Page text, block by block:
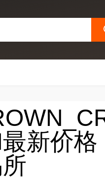
新价格